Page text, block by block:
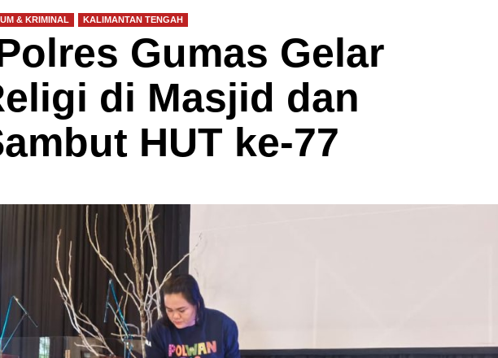
& KRIMINAL KALIMANTAN TENGAH
Gumas Gelar
di Masjid dan
HUT ke-77